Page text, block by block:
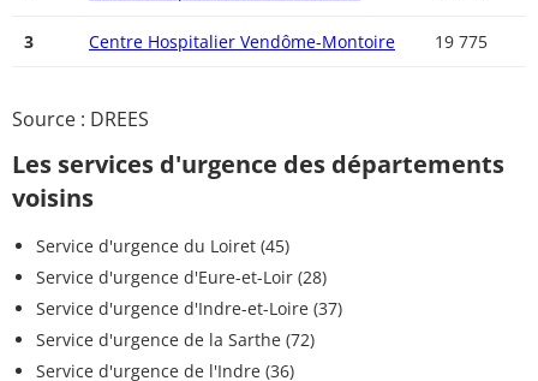
3 Centre Hospitalier Vendôme-Montoire 19 775
Source : DREES
Les services d'urgence des départements
voisins
Service d'urgence du Loiret (45)
Service d'urgence d'Eure-et-Loir (28)
Service d'urgence d'Indre-et-Loire (37)
Service d'urgence de la Sarthe (72)
Service d'urgence de l'Indre (36)